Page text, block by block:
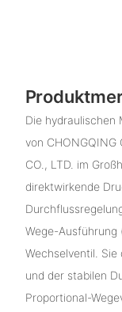
Die hydraulischen
von CHONGQING
CO., LTD. im
direktwirkende
Wege-Ausführung
Wechselventil. Sie
und der stabilen
Proportional-